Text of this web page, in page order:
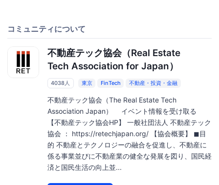
コミュニティについて
不動産テック協会（Real Estate
Tech Association for Japan）
4038人 東京 FinTech 不動産・投資・金融
不動産テック協会（The Real Estate Tech
Association Japan） イベント情報を受け取る
【不動産テック協会HP】 一般社団法人 不動産テック
協会 ： https://retechjapan.org/ 【協会概要】 ◼︎目
的 不動産とテクノロジーの融合を促進し、不動産に
係る事業並びに不動産業の健全な発展を図り、国民経
済と国民生活の向上並...